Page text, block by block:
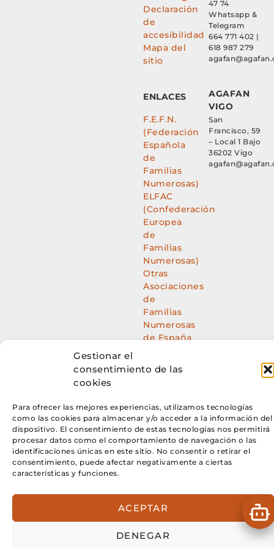
Gestionar el
consentimiento de las
cookies
Para ofrecer las mejores experiencias, utilizamos tecnologías
como las cookies para almacenar y/o acceder a la información del
dispositivo. El consentimiento de estas tecnologías nos permitirá
procesar datos como el comportamiento de navegación o las
identificaciones únicas en este sitio. No consentir o retirar el
consentimiento, puede afectar negativamente a ciertas
características y funciones.
ACEPTAR
DENEGAR
Declaración
de
accesibilidad
Mapa del
sitio
ENLACES
F.E.F.N.
(Federación
Española
de
Familias
Numerosas)
ELFAC
(Confederación
Europea
de
Familias
Numerosas)
Otras
Asociaciones
de
Familias
Numerosas
de España
47 74
Whatsapp &
Telegram
664 771 402 |
618 987 279
AGAFAN
VIGO
San
Francisco, 59
– Local 1 Bajo
36202 Vigo
Agente Digitalizador SEOonoSEO